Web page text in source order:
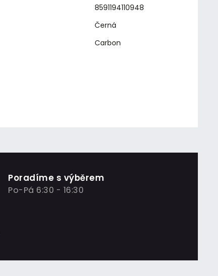
8591194110948
Černá
Carbon
Poradíme s výběrem
Po-Pá 6:30 - 16:30